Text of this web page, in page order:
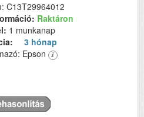
C13T29964012
Raktáron
1 munkanap
3 hónap
Epson